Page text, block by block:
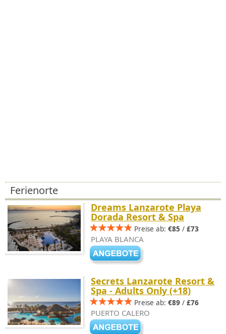
Ferienorte
Dreams Lanzarote Playa
Dorada Resort & Spa
Preise ab: €85 / £73
PLAYA BLANCA
Secrets Lanzarote Resort &
Spa - Adults Only (+18)
Preise ab: €89 / £76
PUERTO CALERO